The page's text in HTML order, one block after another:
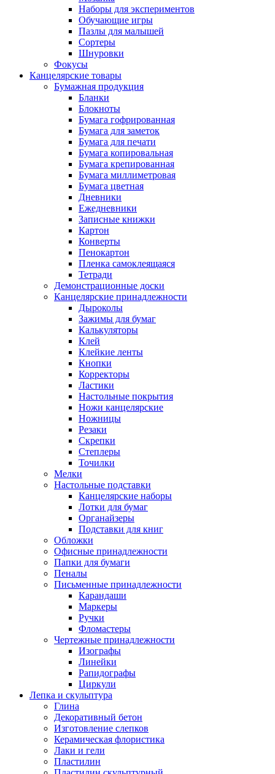
Наборы для экспериментов
Обучающие игры
Пазлы для малышей
Сортеры
Шнуровки
Фокусы
Канцелярские товары
Бумажная продукция
Бланки
Блокноты
Бумага гофрированная
Бумага для заметок
Бумага для печати
Бумага копировальная
Бумага крепированная
Бумага миллиметровая
Бумага цветная
Дневники
Ежедневники
Записные книжки
Картон
Конверты
Пенокартон
Пленка самоклеящаяся
Тетради
Демонстрационные доски
Канцелярские принадлежности
Дыроколы
Зажимы для бумаг
Калькуляторы
Клей
Клейкие ленты
Кнопки
Корректоры
Ластики
Настольные покрытия
Ножи канцелярские
Ножницы
Резаки
Скрепки
Степлеры
Точилки
Мелки
Настольные подставки
Канцелярские наборы
Лотки для бумаг
Органайзеры
Подставки для книг
Обложки
Офисные принадлежности
Папки для бумаги
Пеналы
Письменные принадлежности
Карандаши
Маркеры
Ручки
Фломастеры
Чертежные принадлежности
Изографы
Линейки
Рапидографы
Циркули
Лепка и скульптура
Глина
Декоративный бетон
Изготовление слепков
Керамическая флористика
Лаки и гели
Пластилин